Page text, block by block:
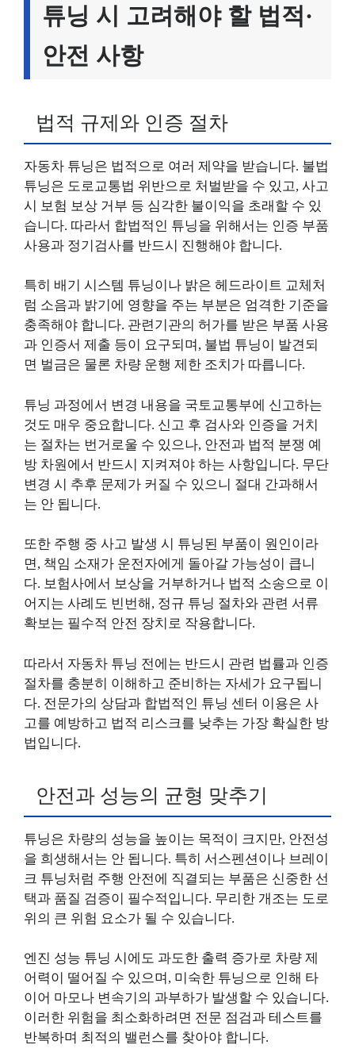
튜닝 시 고려해야 할 법적·
안전 사항
법적 규제와 인증 절차
자동차 튜닝은 법적으로 여러 제약을 받습니다. 불법
튜닝은 도로교통법 위반으로 처벌받을 수 있고, 사고
시 보험 보상 거부 등 심각한 불이익을 초래할 수 있
습니다. 따라서 합법적인 튜닝을 위해서는 인증 부품
사용과 정기검사를 반드시 진행해야 합니다.
특히 배기 시스템 튜닝이나 밝은 헤드라이트 교체처
럼 소음과 밝기에 영향을 주는 부분은 엄격한 기준을
충족해야 합니다. 관련기관의 허가를 받은 부품 사용
과 인증서 제출 등이 요구되며, 불법 튜닝이 발견되
면 벌금은 물론 차량 운행 제한 조치가 따릅니다.
튜닝 과정에서 변경 내용을 국토교통부에 신고하는
것도 매우 중요합니다. 신고 후 검사와 인증을 거치
는 절차는 번거로울 수 있으나, 안전과 법적 분쟁 예
방 차원에서 반드시 지켜져야 하는 사항입니다. 무단
변경 시 추후 문제가 커질 수 있으니 절대 간과해서
는 안 됩니다.
또한 주행 중 사고 발생 시 튜닝된 부품이 원인이라
면, 책임 소재가 운전자에게 돌아갈 가능성이 큽니
다. 보험사에서 보상을 거부하거나 법적 소송으로 이
어지는 사례도 빈번해, 정규 튜닝 절차와 관련 서류
확보는 필수적 안전 장치로 작용합니다.
따라서 자동차 튜닝 전에는 반드시 관련 법률과 인증
절차를 충분히 이해하고 준비하는 자세가 요구됩니
다. 전문가의 상담과 합법적인 튜닝 센터 이용은 사
고를 예방하고 법적 리스크를 낮추는 가장 확실한 방
법입니다.
안전과 성능의 균형 맞추기
튜닝은 차량의 성능을 높이는 목적이 크지만, 안전성
을 희생해서는 안 됩니다. 특히 서스펜션이나 브레이
크 튜닝처럼 주행 안전에 직결되는 부품은 신중한 선
택과 품질 검증이 필수적입니다. 무리한 개조는 도로
위의 큰 위험 요소가 될 수 있습니다.
엔진 성능 튜닝 시에도 과도한 출력 증가로 차량 제
어력이 떨어질 수 있으며, 미숙한 튜닝으로 인해 타
이어 마모나 변속기의 과부하가 발생할 수 있습니다.
이러한 위험을 최소화하려면 전문 점검과 테스트를
반복하며 최적의 밸런스를 찾아야 합니다.